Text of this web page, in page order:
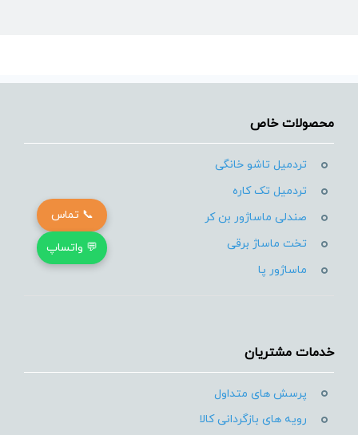
محصولات خاص
تردمیل تاشو خانگی
تردمیل تک کاره
صندلی ماساژور بن کر
تخت ماساژ برقی
ماساژور پا
خدمات مشتریان
پرسش های متداول
رویه های بازگردانی کالا
📞 تماس
💬 واتساپ